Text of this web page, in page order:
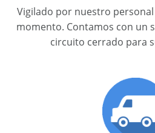
Vigilado por nuestro
momento. Contamos con un
circuito cerrado para